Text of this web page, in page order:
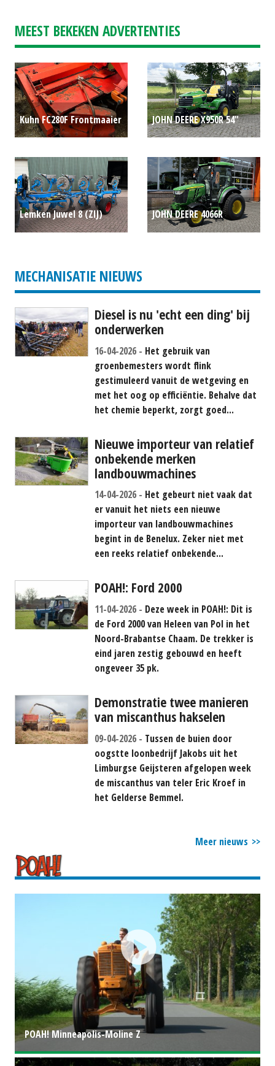
MEEST BEKEKEN ADVERTENTIES
Kuhn FC280F Frontmaaier
JOHN DEERE X950R 54"
(LIE) #781075
P.O.A.
Lemken Juwel 8 (ZIJ)
JOHN DEERE 4066R
MECHANISATIE NIEUWS
Diesel is nu 'echt een ding' bij
onderwerken
16-04-2026
Het gebruik van
groenbemesters wordt flink
gestimuleerd vanuit de wetgeving en
met het oog op efficiëntie. Behalve dat
het chemie beperkt, zorgt goed...
Nieuwe importeur van relatief
onbekende merken
landbouwmachines
14-04-2026
Het gebeurt niet vaak dat
er vanuit het niets een nieuwe
importeur van landbouwmachines
begint in de Benelux. Zeker niet met
een reeks relatief onbekende...
POAH!: Ford 2000
11-04-2026
Deze week in POAH!: Dit is
de Ford 2000 van Heleen van Pol in het
Noord-Brabantse Chaam. De trekker is
eind jaren zestig gebouwd en heeft
ongeveer 35 pk.
Demonstratie twee manieren
van miscanthus hakselen
09-04-2026
Tussen de buien door
oogstte loonbedrijf Jakobs uit het
Limburgse Geijsteren afgelopen week
de miscanthus van teler Eric Kroef in
het Gelderse Bemmel.
Meer nieuws
POAH! Minneapolis-Moline Z